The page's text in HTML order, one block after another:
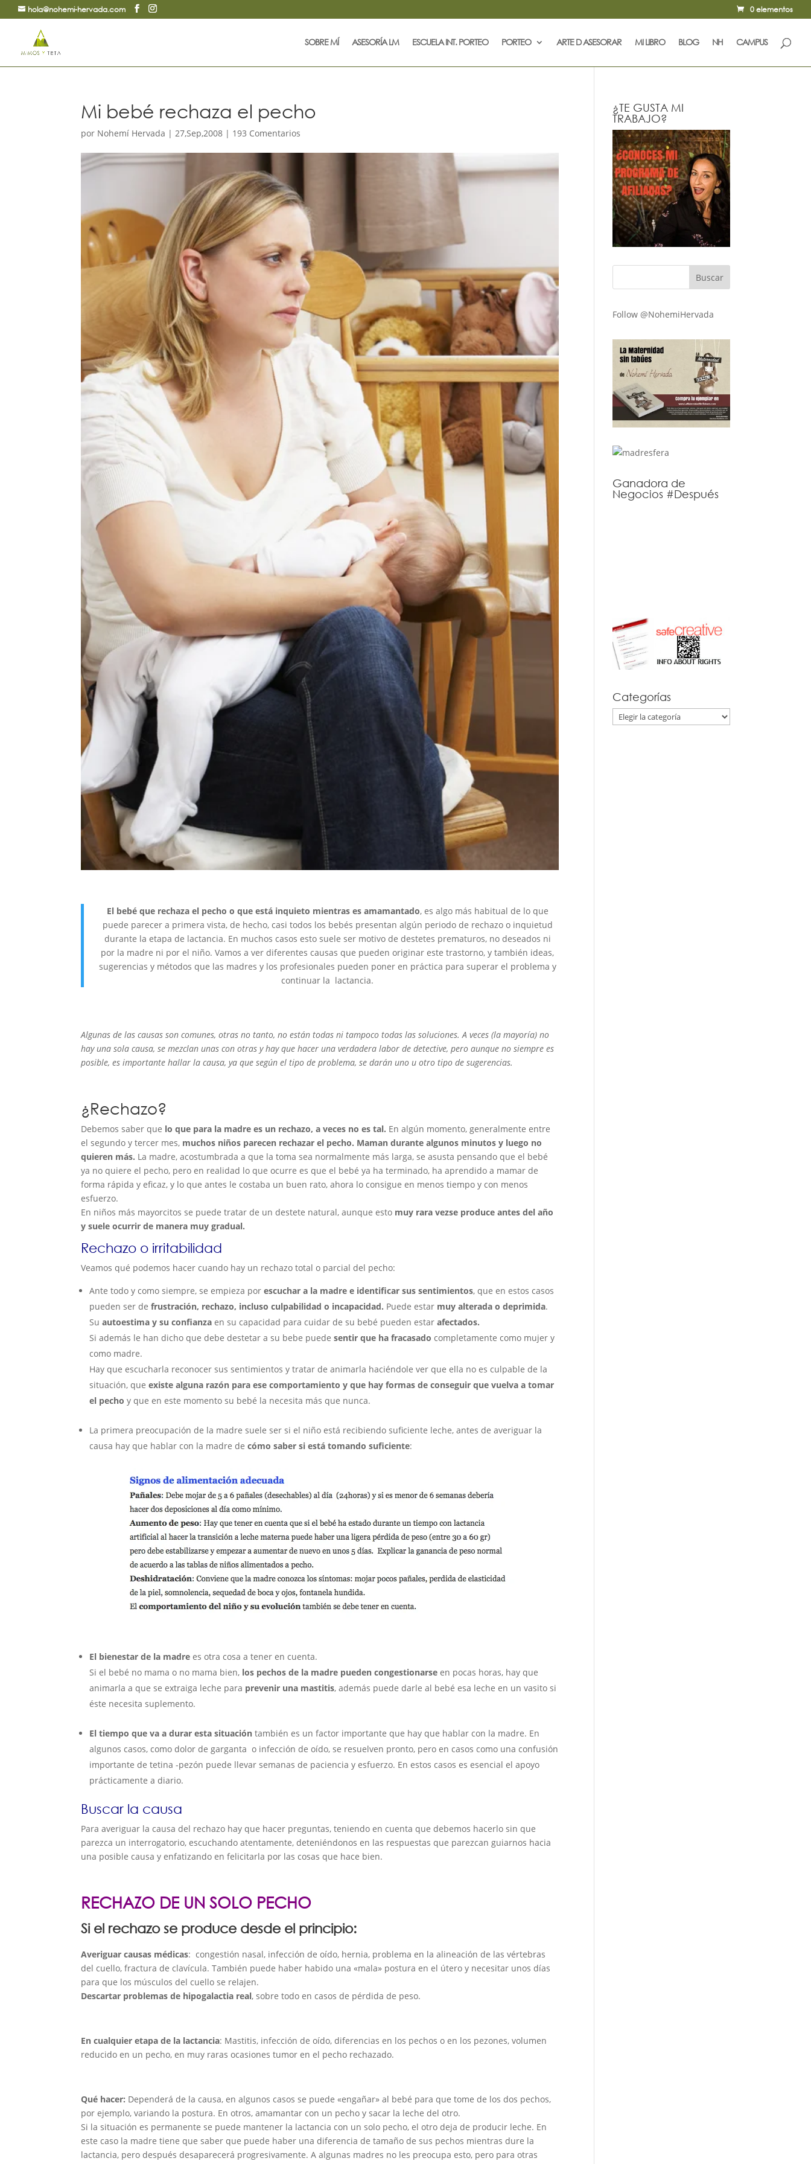
hola@nohemi-hervada.com 0 elementos
SOBRE MÍ ASESORÍA LM ESCUELA INT. PORTEO PORTEO ARTE D ASESORAR MI LIBRO BLOG NH CAMPUS
Mi bebé rechaza el pecho
por Nohemí Hervada |27,Sep,2008 | 193 Comentarios
El bebé que rechaza el pecho o que está inquieto mientras es amamantado, es algo más habitual de lo que
puede parecer a primera vista, de hecho, casi todos los bebés presentan algún periodo de rechazo o inquietud
durante la etapa de lactancia. En muchos casos esto suele ser motivo de destetes prematuros, no deseados ni
por la madre ni por el niño. Vamos a ver diferentes causas que pueden originar este trastorno, y también ideas,
sugerencias y métodos que las madres y los profesionales pueden poner en práctica para superar el problema y
continuar la lactancia.
Algunas de las causas son comunes, otras no tanto, no están todas ni tampoco todas las soluciones. A veces (la mayoría) no
hay una sola causa, se mezclan unas con otras y hay que hacer una verdadera labor de detective, pero aunque no siempre es
posible, es importante hallar la causa, ya que según el tipo de problema, se darán uno u otro tipo de sugerencias.
¿Rechazo?
Debemos saber que lo que para la madre es un rechazo, a veces no es tal. En algún momento, generalmente entre
el segundo y tercer mes, muchos niños parecen rechazar el pecho. Maman durante algunos minutos y luego no
quieren más. La madre, acostumbrada a que la toma sea normalmente más larga, se asusta pensando que el bebé
ya no quiere el pecho, pero en realidad lo que ocurre es que el bebé ya ha terminado, ha aprendido a mamar de
forma rápida y eficaz, y lo que antes le costaba un buen rato, ahora lo consigue en menos tiempo y con menos
esfuerzo.
En niños más mayorcitos se puede tratar de un destete natural, aunque esto muy rara vezse produce antes del año
y suele ocurrir de manera muy gradual.
Rechazo o irritabilidad
Veamos qué podemos hacer cuando hay un rechazo total o parcial del pecho:
Ante todo y como siempre, se empieza porescuchar a la madre e identificar sus sentimientos, que en estos casos
pueden ser defrustración, rechazo, incluso culpabilidad o incapacidad. Puede estar muy alterada o deprimida.
Suautoestima y su confianzaen su capacidad para cuidar de su bebé pueden estarafectados.
Si además le han dicho que debe destetar a su bebe puede sentir que ha fracasadocompletamente como mujer y
como madre.
Hay que escucharla reconocer sus sentimientos y tratar de animarla haciéndole ver que ella no es culpable de la
situación, queexiste alguna razón para ese comportamiento y que hay formas de conseguir que vuelva a tomar
el pecho y que en este momento su bebé la necesita más que nunca.
La primera preocupación de la madre suele ser si el niño está recibiendo suficiente leche, antes de averiguar la
causa hay que hablar con la madre decómo saber si está tomando suficiente:
El bienestar de la madrees otra cosa a tener en cuenta.
Si el bebé no mama o no mama bien, los pechos de la madre pueden congestionarseen pocas horas, hay que
animarla a que se extraiga leche para prevenir una mastitis, además puede darle al bebé esa leche en un vasito si
éste necesita suplemento.
El tiempo que va a durar esta situación también es un factor importante que hay que hablar con la madre. En
algunos casos, como dolor de garganta o infección de oído, se resuelven pronto, pero en casos como una confusión
importante de tetina -pezón puede llevar semanas de paciencia y esfuerzo. En estos casos es esencial el apoyo
prácticamente a diario.
Buscar la causa
Para averiguar la causa del rechazo hay que hacer preguntas, teniendo en cuenta que debemos hacerlo sin que
parezca un interrogatorio, escuchando atentamente, deteniéndonos en las respuestas que parezcan guiarnos hacia
una posible causa y enfatizando en felicitarla por las cosas que hace bien.
RECHAZO DE UN SOLO PECHO
Si el rechazo se produce desde el principio:
Averiguar causas médicas: congestión nasal, infección de oído, hernia, problema en la alineación de las vértebras
del cuello, fractura de clavícula. También puede haber habido una «mala» postura en el útero y necesitar unos días
para que los músculos del cuello se relajen.
Descartar problemas de hipogalactia real, sobre todo en casos de pérdida de peso.
En cualquier etapa de la lactancia: Mastitis, infección de oído, diferencias en los pechos o en los pezones, volumen
reducido en un pecho, en muy raras ocasiones tumor en el pecho rechazado.
Qué hacer: Dependerá de la causa, en algunos casos se puede «engañar» al bebé para que tome de los dos pechos,
por ejemplo, variando la postura. En otros, amamantar con un pecho y sacar la leche del otro.
Si la situación es permanente se puede mantener la lactancia con un solo pecho, el otro deja de producir leche. En
este caso la madre tiene que saber que puede haber una diferencia de tamaño de sus pechos mientras dure la
lactancia, pero después desaparecerá progresivamente. A algunas madres no les preocupa esto, pero para otras
¿TE GUSTA MI
TRABAJO?
Follow @NohemiHervada
Ganadora de
Negocios #Después
Categorías
Categorías